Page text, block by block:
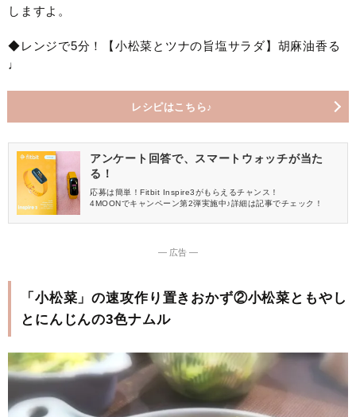
しますよ。
◆レンジで5分！【小松菜とツナの旨塩サラダ】胡麻油香る
♩
レシピはこちら♪
アンケート回答で、スマートウォッチが当た
る！
応募は簡単！Fitbit Inspire3がもらえるチャンス！
4MOONでキャンペーン第2弾実施中♪詳細は記事でチェック！
― 広告 ―
「小松菜」の速攻作り置きおかず②小松菜ともやし
とにんじんの3色ナムル